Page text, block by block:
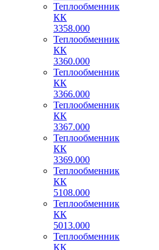
Теплообменник
КК
3358.000
Теплообменник
КК
3360.000
Теплообменник
КК
3366.000
Теплообменник
КК
3367.000
Теплообменник
КК
3369.000
Теплообменник
КК
5108.000
Теплообменник
КК
5013.000
Теплообменник
КК